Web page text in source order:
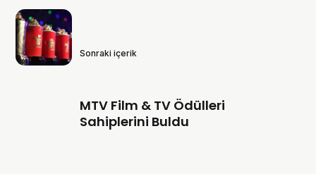
Sonraki içerik
MTV Film & TV Ödülleri
Sahiplerini Buldu